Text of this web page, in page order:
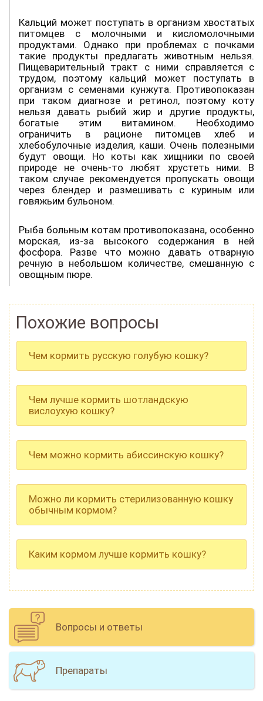
Кальций может поступать в организм хвостатых
питомцев с молочными и кисломолочными
продуктами. Однако при проблемах с почками
такие продукты предлагать животным нельзя.
Пищеварительный тракт с ними справляется с
трудом, поэтому кальций может поступать в
организм с семенами кунжута. Противопоказан
при таком диагнозе и ретинол, поэтому коту
нельзя давать рыбий жир и другие продукты,
богатые этим витамином. Необходимо
ограничить в рационе питомцев хлеб и
хлебобулочные изделия, каши. Очень полезными
будут овощи. Но коты как хищники по своей
природе не очень-то любят хрустеть ними. В
таком случае рекомендуется пропускать овощи
через блендер и размешивать с куриным или
говяжьим бульоном.
Рыба больным котам противопоказана, особенно
морская, из-за высокого содержания в ней
фосфора. Разве что можно давать отварную
речную в небольшом количестве, смешанную с
овощным пюре.
Похожие вопросы
Чем кормить русскую голубую кошку?
Чем лучше кормить шотландскую
вислоухую кошку?
Чем можно кормить абиссинскую кошку?
Можно ли кормить стерилизованную кошку
обычным кормом?
Каким кормом лучше кормить кошку?
Вопросы и ответы
Препараты